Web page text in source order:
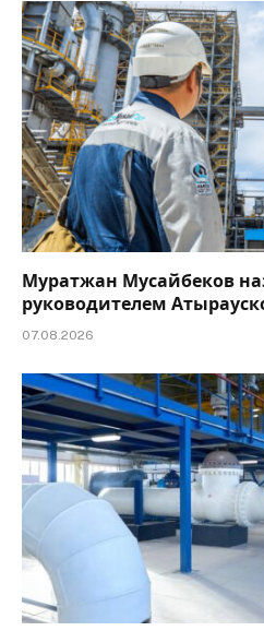
Муратжан Мусайбеков
руководителем
07.08.2026